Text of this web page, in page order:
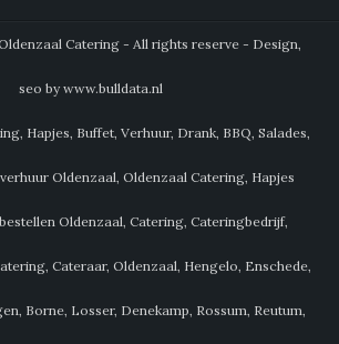
Catering - All rights reserve - Design,
seo by www.bulldata.nl
Hapjes, Buffet, Verhuur, Drank, BBQ, Salades,
Oldenzaal, Oldenzaal Catering, Hapjes
Oldenzaal, Catering, Cateringbedrijf,
Cateraar, Oldenzaal, Hengelo, Enschede,
Borne, Losser, Denekamp, Rossum, Reutum,